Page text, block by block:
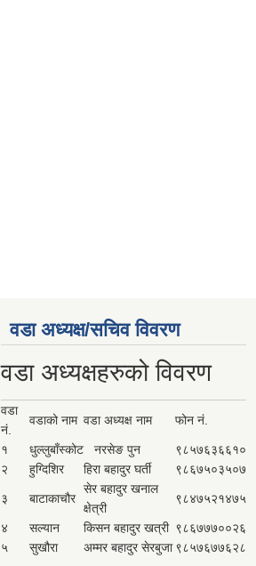
वडा अध्यक्ष/सचिव विवरण
वडा अध्यक्षहरुको विवरण
वडा
नं.
वडाको नाम वडा अध्यक्ष नाम फोन नं.
१ धुल्लुबाँस्कोट नरसेङ पुन
९८५७६३६६१०
२
हुग्दिशिर हिरा बहादुर घर्ती ९८६७५०३५०७
३ बाटाकाचौर
सेर बहादुर खनाल
क्षेत्री
९८४७५२१४७५
४ सल्यान किसन बहादुर खत्री ९८६७७७००२६
५
सुखौरा अम्मर बहादुर सेरबुजा ९८५७६७७६२८